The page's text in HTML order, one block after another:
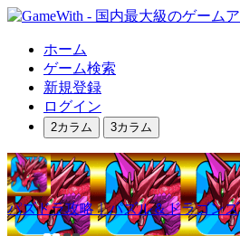
ホーム
ゲーム検索
新規登録
ログイン
2カラム 3カラム
パズドラ攻略｜パズル＆ドラゴンズ